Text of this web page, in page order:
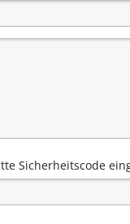
Sicherheitscode